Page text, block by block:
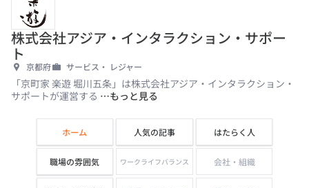
株式会社アジア・インタラクション・サポー
ト
京都府 サービス・ レジャー
「京町家 楽遊 堀川五条」は株式会社アジア・インタラクション・
サポートが運営する …もっと見る
ホーム 人気の記事 はたらく人
職場の雰囲気 ワークライフバランス 会社・組織